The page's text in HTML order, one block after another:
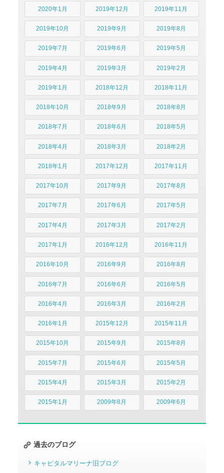
2020年1月 2019年12月 2019年11月
2019年10月 2019年9月 2019年8月
2019年7月 2019年6月 2019年5月
2019年4月 2019年3月 2019年2月
2019年1月 2018年12月 2018年11月
2018年10月 2018年9月 2018年8月
2018年7月 2018年6月 2018年5月
2018年4月 2018年3月 2018年2月
2018年1月 2017年12月 2017年11月
2017年10月 2017年9月 2017年8月
2017年7月 2017年6月 2017年5月
2017年4月 2017年3月 2017年2月
2017年1月 2016年12月 2016年11月
2016年10月 2016年9月 2016年8月
2016年7月 2016年6月 2016年5月
2016年4月 2016年3月 2016年2月
2016年1月 2015年12月 2015年11月
2015年10月 2015年9月 2015年8月
2015年7月 2015年6月 2015年5月
2015年4月 2015年3月 2015年2月
2015年1月 2009年8月 2009年6月
過去のブログ
キャピタルマリーナ旧ブログ